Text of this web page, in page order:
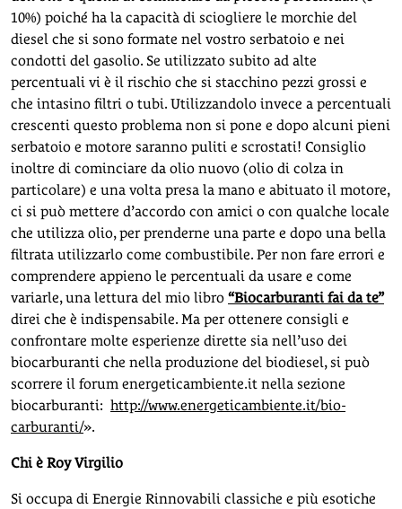
10%) poiché ha la capacità di sciogliere le morchie del
diesel che si sono formate nel vostro serbatoio e nei
condotti del gasolio. Se utilizzato subito ad alte
percentuali vi è il rischio che si stacchino pezzi grossi e
che intasino filtri o tubi. Utilizzandolo invece a percentuali
crescenti questo problema non si pone e dopo alcuni pieni
serbatoio e motore saranno puliti e scrostati! Consiglio
inoltre di cominciare da olio nuovo (olio di colza in
particolare) e una volta presa la mano e abituato il motore,
ci si può mettere d’accordo con amici o con qualche locale
che utilizza olio, per prenderne una parte e dopo una bella
filtrata utilizzarlo come combustibile. Per non fare errori e
comprendere appieno le percentuali da usare e come
variarle, una lettura del mio libro “Biocarburanti fai da te”
direi che è indispensabile. Ma per ottenere consigli e
confrontare molte esperienze dirette sia nell’uso dei
biocarburanti che nella produzione del biodiesel, si può
scorrere il forum energeticambiente.it nella sezione
biocarburanti: http://www.energeticambiente.it/bio-
carburanti/».
Chi è Roy Virgilio
Si occupa di Energie Rinnovabili classiche e più esotiche